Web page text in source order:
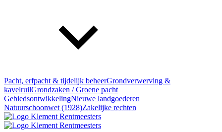
Pacht, erfpacht & tijdelijk beheerGrondverwerving &
kavelruilGrondzaken / Groene pacht
GebiedsontwikkelingNieuwe landgoederen
Natuurschoonwet (1928)Zakelijke rechten